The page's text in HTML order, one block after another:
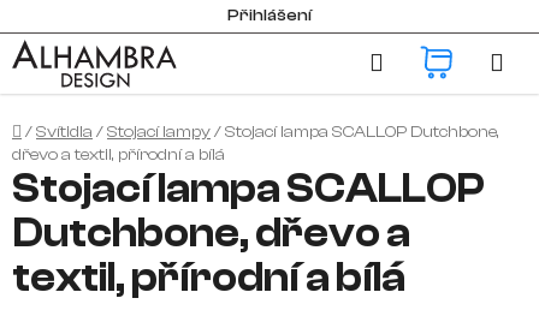
na
obsah
Přihlášení
Hledat
Domů
/Svítidla /Stojací lampy/Stojací lampa SCALLOP Dutchbone,
dřevo a textil, přírodní a bílá
Stojací lampa SCALLOP
Dutchbone, dřevo a
textil, přírodní a bílá